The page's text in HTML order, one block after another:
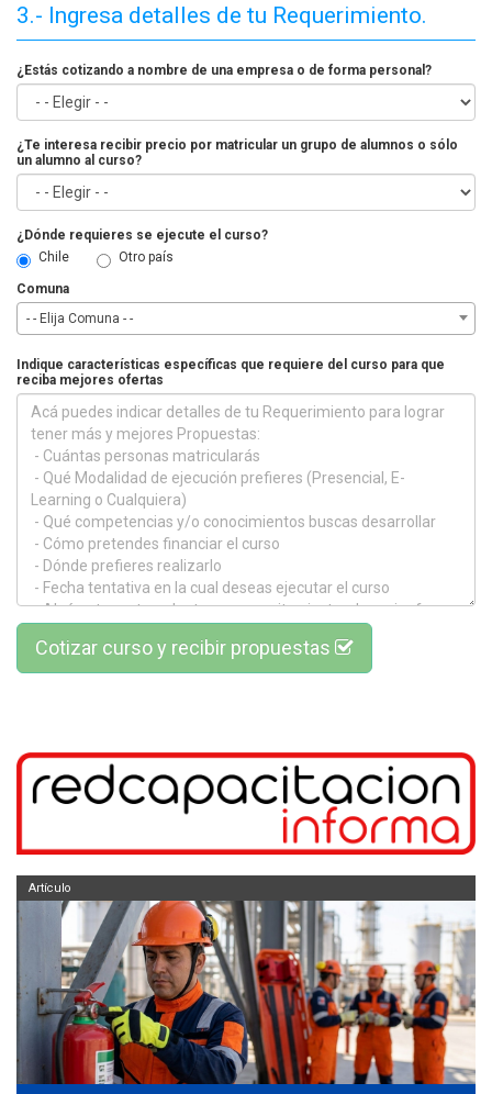
3.- Ingresa detalles de tu Requerimiento.
¿Estás cotizando a nombre de una empresa o de forma personal?
¿Te interesa recibir precio por matricular un grupo de alumnos o sólo
un alumno al curso?
¿Dónde requieres se ejecute el curso?
Chile
Otro país
Comuna
- - Elija Comuna - -
Indique características específicas que requiere del curso para que
reciba mejores ofertas
Cotizar curso y recibir propuestas
Artículo